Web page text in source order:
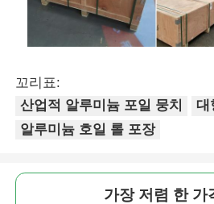
꼬리표:
산업적 알루미늄 포일 뭉치
대
알루미늄 호일 롤 포장
가장 저렴 한 가